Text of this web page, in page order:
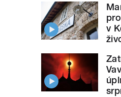
v